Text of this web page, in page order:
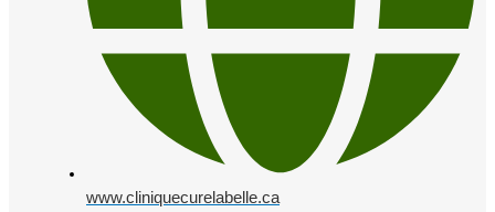
www.cliniquecurelabelle.ca